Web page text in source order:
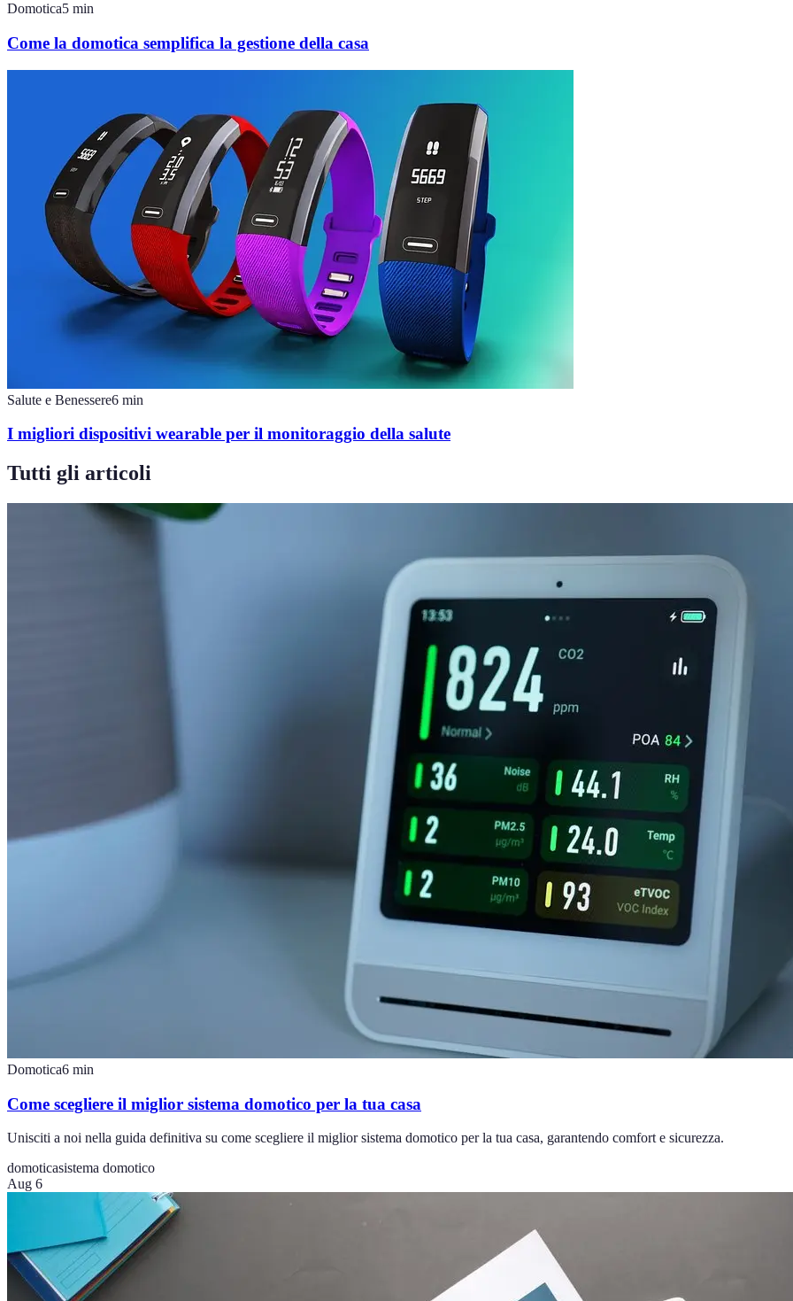
Domotica5 min
Come la domotica semplifica la gestione della casa
Salute e Benessere6 min
I migliori dispositivi wearable per il monitoraggio della salute
Tutti gli articoli
Domotica6 min
Come scegliere il miglior sistema domotico per la tua casa
Unisciti a noi nella guida definitiva su come scegliere il miglior sistema domotico per la tua casa, garantendo comfort e sicurezza.
domoticasistema domotico
Aug 6